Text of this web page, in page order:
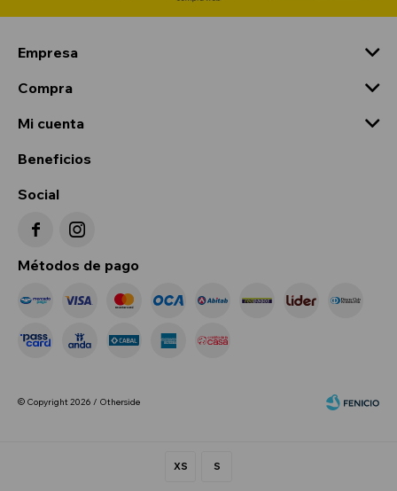
XS S
Empresa
Compra
Mi cuenta
Beneficios
Social
 
Métodos de pago
© Copyright 2026 / Otherside